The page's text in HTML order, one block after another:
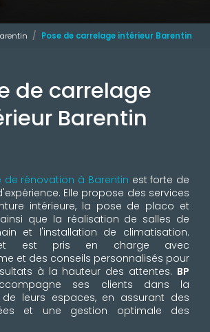
Pose de carrelage intérieur Barentin
de carrelage
Barentin
de rénovation à Barentin est forte de
Elle propose des services
intérieure, la pose de placo et
que la réalisation de salles de
et l'installation de climatisation.
est pris en charge avec
et des conseils personnalisés pour
à la hauteur des attentes. BP
ses clients dans la
leurs espaces, en assurant des
et une gestion optimale des